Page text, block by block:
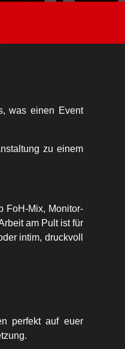
was einen Event
zu einem
FoH-Mix, Monitor-
am Pult ist für
intim, druckvoll
perfekt auf euer